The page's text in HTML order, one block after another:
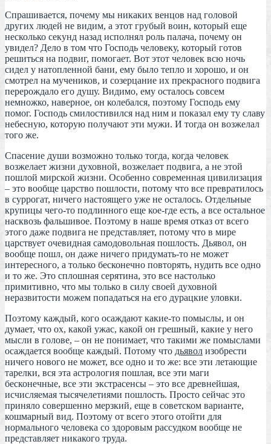
Спрашивается, почему мы никаких венцов над головой
других людей не видим, а этот грубый воин, который еще
несколько секунд назад исполнял роль палача, почему он
увидел? Дело в том что Господь человеку, который готов
решиться на подвиг, помогает. Вот этот человек всю ночь
сидел у натопленной бани, ему было тепло и хорошо, и он
смотрел на мучеников, и созерцание их прекрасного подвига
перерождало его душу. Видимо, ему осталось совсем
немножко, наверное, он колебался, поэтому Господь ему
помог. Господь смилостивился над ним и показал ему ту славу
небесную, которую получают эти мужи. И тогда он возжелал
того же.
Спасение души возможно только тогда, когда человек
возжелает жизни духовной, возжелает подвига, а не этой
пошлой мирской жизни. Особенно современная цивилизация
– это вообще царство пошлости, потому что все превратилось
в суррогат, ничего настоящего уже не осталось. Отдельные
крупицы чего-то подлинного еще кое-где есть, а все остальное
насквозь фальшивое. Поэтому в наше время отказ от всего
этого даже подвига не представляет, потому что в мире
царствует очевидная самодовольная пошлость. Дьявол, он
вообще пошл, он даже ничего придумать-то не может
интересного, а только бесконечно повторять, нудить все одно
и то же. Это сплошная серятина, это все настолько
примитивно, что мы только в силу своей духовной
неразвитости можем попадаться на его дурацкие уловки.
Поэтому каждый, кого осаждают какие-то помыслы, и он
думает, что ох, какой ужас, какой он грешный, какие у него
мысли в голове, – он не понимает, что такими же помыслами
осаждается вообще каждый. Потому что дьявол изобрести
ничего нового не может, все одно и то же: все эти летающие
тарелки, вся эта астрология пошлая, все эти маги
бесконечные, все эти экстрасенсы – это все древнейшая,
исчисляемая тысячелетиями пошлость. Просто сейчас это
приняло совершенно мерзкий, еще в советском варианте,
кошмарный вид. Поэтому от всего этого отойти для
нормального человека со здоровым рассудком вообще не
представляет никакого труда.